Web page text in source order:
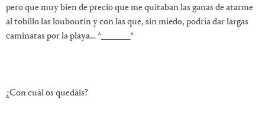
pero que muy bien de precio que me quitaban las ganas de atarme
al tobillo las louboutin y con las que, sin miedo, podría dar largas
caminatas por la playa… ^_______^
¿Con cuál os quedáis?